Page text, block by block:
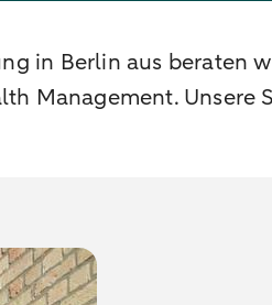
in Berlin aus beraten
Management. Unsere